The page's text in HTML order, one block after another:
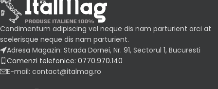
Condimentum adipiscing vel neque dis nam parturient orci at
scelerisque neque dis nam parturient.
Adresa Magazin: Strada Dornei, Nr. 91, Sectorul 1, Bucuresti
Comenzi telefonice: 0770.970.140
E-mail: contact@italmag.ro